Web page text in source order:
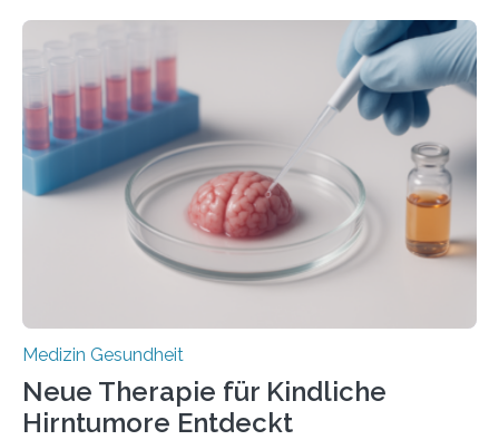
im Journal Circulation, warum der Energietransport bei
der Hypertrophen Kardiomyopathie (HCM) versagen
kann und wie sich durch eine Verringerung der
Herzbelastung und des oxidativen Stresses
Rhythmusstörungen reduzieren lassen. Würzburg. Die
hypertrophe Kardiomyopathie (HCM) ist die häufigste
erblich bedingte Herzerkrankung. Sie führt dazu, dass
sich die linke Herzkammer verdickt, der Herzmuskel zu
stark kontrahiert…
Medizin Gesundheit
Neue Therapie für Kindliche
Hirntumore Entdeckt